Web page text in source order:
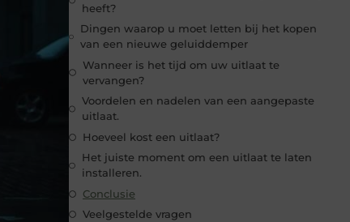
heeft?
Dingen waarop u moet letten bij het kopen
van een nieuwe geluiddemper
Wanneer is het tijd om uw uitlaat te
vervangen?
Voordelen en nadelen van een aangepaste
uitlaat.
Hoeveel kost een uitlaat?
Het juiste moment om een uitlaat te laten
installeren.
Conclusie
Veelgestelde vragen